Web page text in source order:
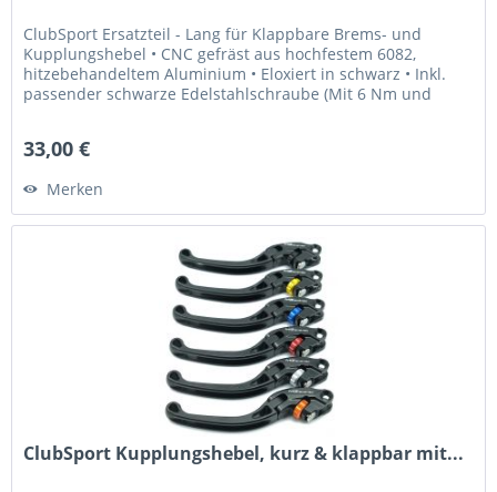
ClubSport Ersatzteil - Lang für Klappbare Brems- und
Kupplungshebel • CNC gefräst aus hochfestem 6082,
hitzebehandeltem Aluminium • Eloxiert in schwarz • Inkl.
passender schwarze Edelstahlschraube (Mit 6 Nm und
33,00 €
Merken
ClubSport Kupplungshebel, kurz & klappbar mit...